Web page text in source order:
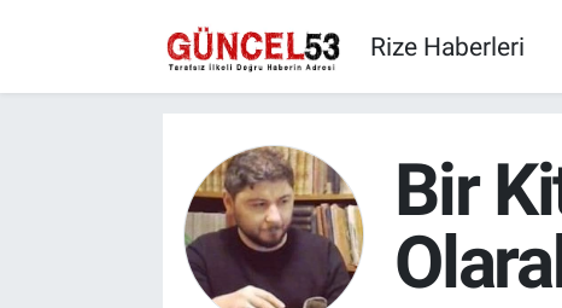
Rize Haberleri
Bir